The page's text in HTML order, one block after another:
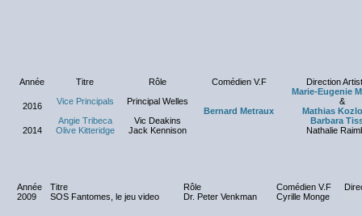
Année Titre Rôle Comédien V.F Direction
2016 Vice Principals
Principal Welles
Bernard Metraux
Marie-Eugenie
&
Mathias
Angie Tribeca
Vic Deakins
Barbara
2014
Olive Kitteridge Jack Kennison Nathalie
Année Titre Rôle Comédien V.F
2009
SOS Fantomes, le jeu video Dr. Peter Venkman Cyrille Monge